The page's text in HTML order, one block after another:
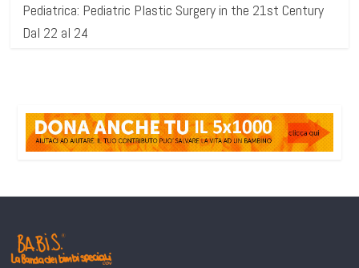
Pediatrica: Pediatric Plastic Surgery in the 21st Century
Dal 22 al 24